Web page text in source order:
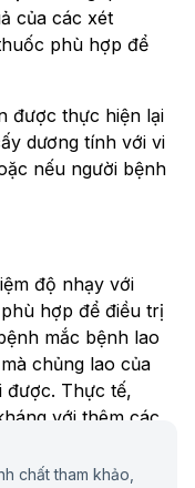
của các xét
phù hợp để
được thực hiện lại
dương tính với vi
nếu người bệnh
độ nhạy với
hợp để điều trị
mắc bệnh lao
chủng lao của
được. Thực tế,
với thêm các
chất tham khảo,